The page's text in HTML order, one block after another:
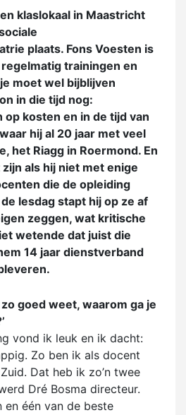
klaslokaal in Maastricht
plaats. Fons Voesten is
trainingen en
moet wel bijblijven
in die tijd nog:
kosten en in de tijd van
hij al 20 jaar met veel
het Riagg in Roermond. En
zijn als hij niet met enige
die de opleiding
lesdag stapt hij op ze af
zeggen, wat kritische
wetende dat juist die
14 jaar dienstverband
zo goed weet, waarom ga je
vond ik leuk en ik dacht:
Zo ben ik als docent
Dat heb ik zo’n twee
Dré Bosma directeur.
en één van de beste